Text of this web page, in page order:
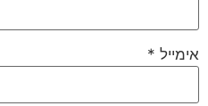
אימייל *